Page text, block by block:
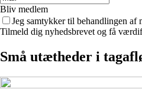
Bliv medlem
Jeg samtykker til behandlingen
Tilmeld dig nyhedsbrevet og få
Små utætheder i